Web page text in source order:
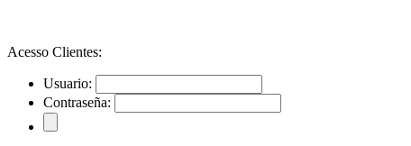
Acesso Clientes:
Usuario:
Contraseña: